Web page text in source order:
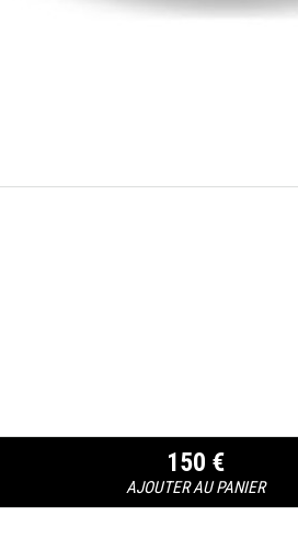
150 €
AJOUTER AU PANIER